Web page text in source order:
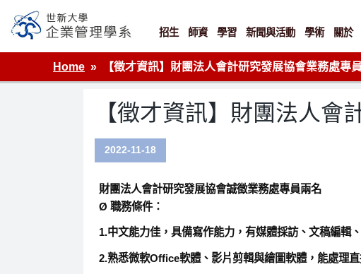
content
世新大學企業管理學系
招生 師資 學習 新聞與活動 學術 關於
Home 【徵才資訊】財團法人會計研究發展協會業務處專
【徵才資訊】財團法人會
2022-11-18
財團法人會計研究發展協會誠徵業務處專員兩名
Ø 職務條件：
1.中文能力佳，具備寫作能力，有媒體採訪、文稿編輯
2.熟悉微軟Office軟體、影片剪輯與繪圖軟體，能處理